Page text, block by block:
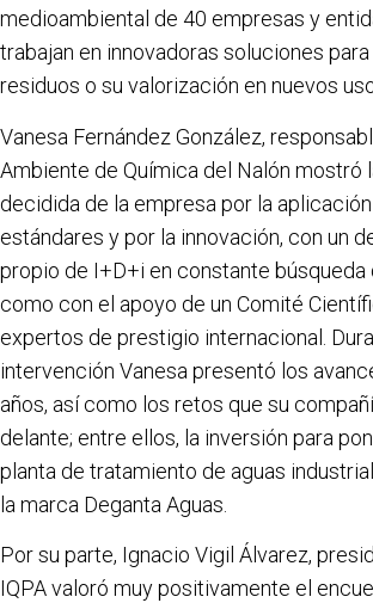
medioambiental de 40 empresas y
trabajan en innovadoras soluciones
residuos o su valorización en nuevos
Vanesa Fernández González,
Ambiente de Química del Nalón mostró
decidida de la empresa por la
estándares y por la innovación, con un
propio de I+D+i en constante búsqueda
como con el apoyo de un Comité
expertos de prestigio internacional.
intervención Vanesa presentó los
años, así como los retos que su
delante; entre ellos, la inversión para
planta de tratamiento de aguas
la marca Deganta Aguas.
Por su parte, Ignacio Vigil Álvarez,
IQPA valoró muy positivamente el